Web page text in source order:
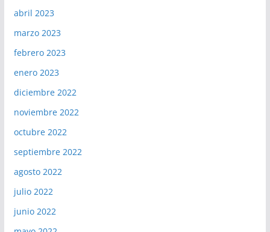
abril 2023
marzo 2023
febrero 2023
enero 2023
diciembre 2022
noviembre 2022
octubre 2022
septiembre 2022
agosto 2022
julio 2022
junio 2022